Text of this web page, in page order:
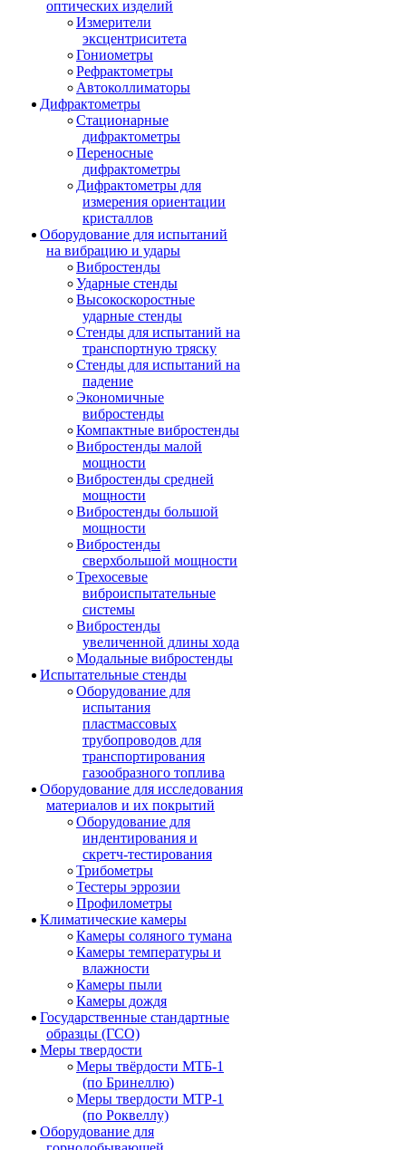
оптических изделий
Измерители
эксцентриситета
Гониометры
Рефрактометры
Автоколлиматоры
Дифрактометры
Стационарные
дифрактометры
Переносные
дифрактометры
Дифрактометры для
измерения ориентации
кристаллов
Оборудование для испытаний
на вибрацию и удары
Вибростенды
Ударные стенды
Высокоскоростные
ударные стенды
Стенды для испытаний на
транспортную тряску
Стенды для испытаний на
падение
Экономичные
вибростенды
Компактные вибростенды
Вибростенды малой
мощности
Вибростенды средней
мощности
Вибростенды большой
мощности
Вибростенды
сверхбольшой мощности
Трехосевые
виброиспытательные
системы
Вибростенды
увеличенной длины хода
Модальные вибростенды
Испытательные стенды
Оборудование для
испытания
пластмассовых
трубопроводов для
транспортирования
газообразного топлива
Оборудование для исследования
материалов и их покрытий
Оборудование для
индентирования и
скретч-тестирования
Трибометры
Тестеры эррозии
Профилометры
Климатические камеры
Камеры соляного тумана
Камеры температуры и
влажности
Камеры пыли
Камеры дождя
Государственные стандартные
образцы (ГСО)
Меры твердости
Меры твёрдости МТБ-1
(по Бринеллю)
Меры твердости МТР-1
(по Роквеллу)
Оборудование для